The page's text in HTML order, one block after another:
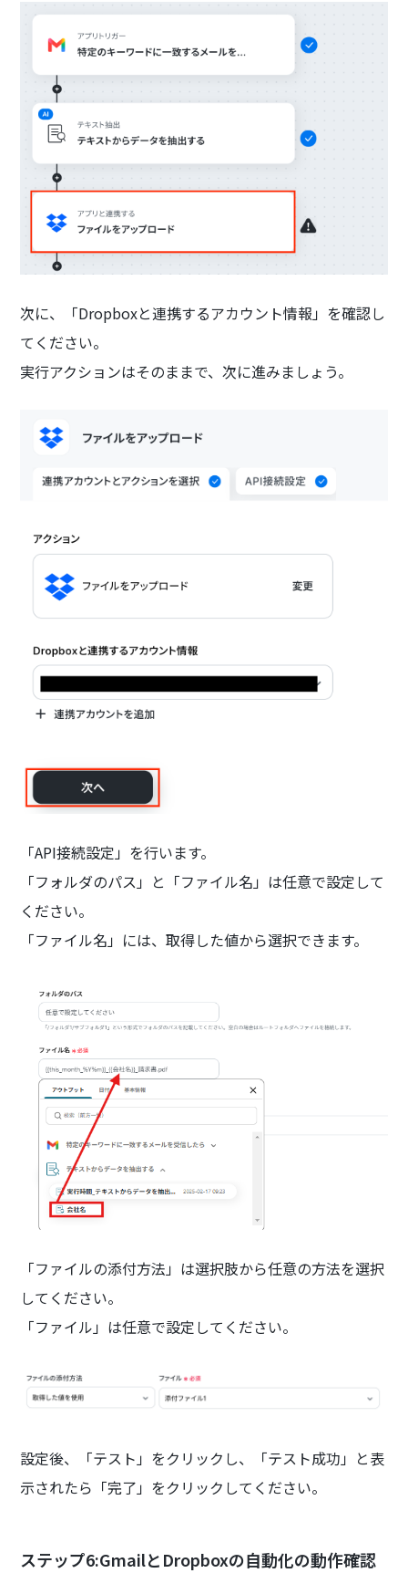
次に、「Dropboxと連携するアカウント情報」を確認し
てください。
実行アクションはそのままで、次に進みましょう。
「API接続設定」を行います。
「フォルダのパス」と「ファイル名」は任意で設定して
ください。
「ファイル名」には、取得した値から選択できます。
「ファイルの添付方法」は選択肢から任意の方法を選択
してください。
「ファイル」は任意で設定してください。
設定後、「テスト」をクリックし、「テスト成功」と表
示されたら「完了」をクリックしてください。
ステップ6:GmailとDropboxの自動化の動作確認